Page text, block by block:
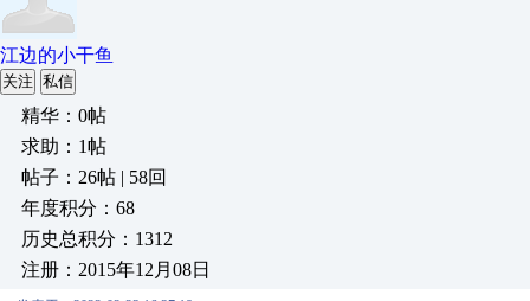
江边的小干鱼
关注 私信
精华：0帖
求助：1帖
帖子：26帖 | 58回
年度积分：68
历史总积分：1312
注册：2015年12月08日